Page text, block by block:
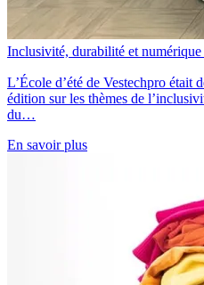
Inclusivité, durabilité et numérique
L’École d’été de Vestechpro était
édition sur les thèmes de
du…
En savoir plus